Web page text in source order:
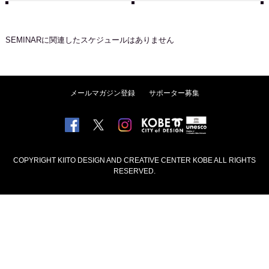
SEMINARに関連したスケジュールはありません
メールマガジン登録 サポーター募集
COPYRIGHT KIITO DESIGN AND CREATIVE CENTER KOBE ALL RIGHTS
RESERVED.